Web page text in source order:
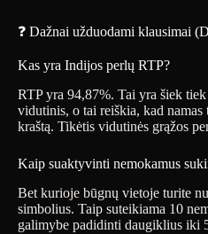
❓ Dažnai užduodami klausimai
Kas yra Indijos perlų RTP?
RTP yra 94,87%. Tai yra šiek tiek
vidutinis, o tai reiškia, kad namas
kraštą. Tikėtis vidutinės grąžos
Kaip suaktyvinti nemokamus
Bet kurioje būgnų vietoje turite
simbolius. Taip suteikiama 10
galimybe padidinti daugiklius iki